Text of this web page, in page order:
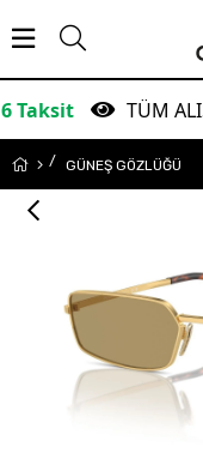
TÜM
GÜNEŞ GÖZLÜĞÜ